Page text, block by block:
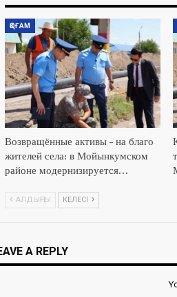
ҚОҒАМ
Возвращённые активы – на благо
жителей села: в Мойынкумском
районе модернизируется…
АЛДЫҢҒЫ КЕЛЕСІ
A REPLY